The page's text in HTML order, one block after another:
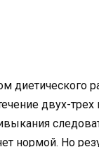
диетического
двух-
нормой. Но